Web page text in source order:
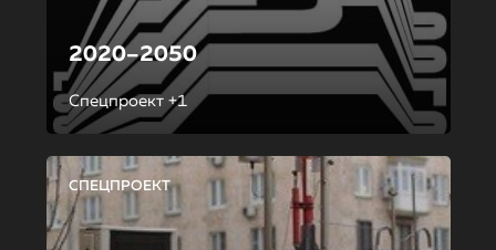
2020–2050
Спецпроект +1
СПЕЦПРОЕКТ